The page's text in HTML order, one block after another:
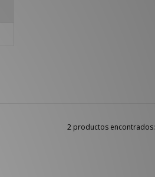
2 productos encontrados: